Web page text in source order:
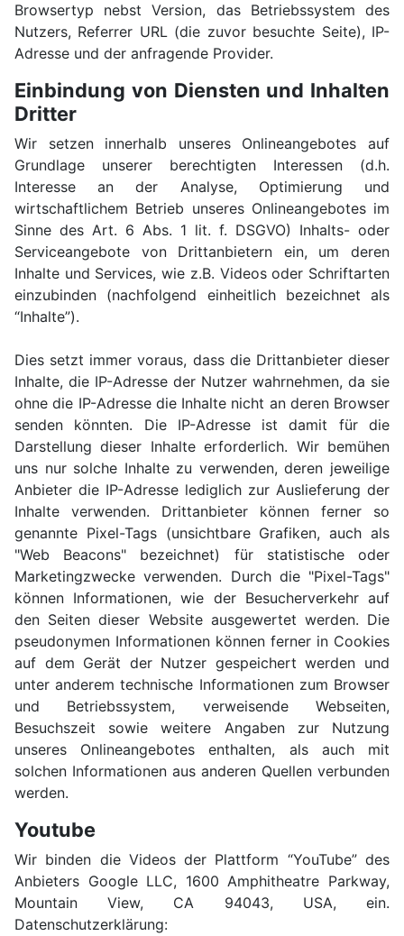
Browsertyp nebst Version, das Betriebssystem des
Nutzers, Referrer URL (die zuvor besuchte Seite), IP-
Adresse und der anfragende Provider.
Einbindung von Diensten und Inhalten
Dritter
Wir setzen innerhalb unseres Onlineangebotes auf
Grundlage unserer berechtigten Interessen (d.h.
Interesse an der Analyse, Optimierung und
wirtschaftlichem Betrieb unseres Onlineangebotes im
Sinne des Art. 6 Abs. 1 lit. f. DSGVO) Inhalts- oder
Serviceangebote von Drittanbietern ein, um deren
Inhalte und Services, wie z.B. Videos oder Schriftarten
einzubinden (nachfolgend einheitlich bezeichnet als
“Inhalte”).
Dies setzt immer voraus, dass die Drittanbieter dieser
Inhalte, die IP-Adresse der Nutzer wahrnehmen, da sie
ohne die IP-Adresse die Inhalte nicht an deren Browser
senden könnten. Die IP-Adresse ist damit für die
Darstellung dieser Inhalte erforderlich. Wir bemühen
uns nur solche Inhalte zu verwenden, deren jeweilige
Anbieter die IP-Adresse lediglich zur Auslieferung der
Inhalte verwenden. Drittanbieter können ferner so
genannte Pixel-Tags (unsichtbare Grafiken, auch als
"Web Beacons" bezeichnet) für statistische oder
Marketingzwecke verwenden. Durch die "Pixel-Tags"
können Informationen, wie der Besucherverkehr auf
den Seiten dieser Website ausgewertet werden. Die
pseudonymen Informationen können ferner in Cookies
auf dem Gerät der Nutzer gespeichert werden und
unter anderem technische Informationen zum Browser
und Betriebssystem, verweisende Webseiten,
Besuchszeit sowie weitere Angaben zur Nutzung
unseres Onlineangebotes enthalten, als auch mit
solchen Informationen aus anderen Quellen verbunden
werden.
Youtube
Wir binden die Videos der Plattform “YouTube” des
Anbieters Google LLC, 1600 Amphitheatre Parkway,
Mountain View, CA 94043, USA, ein.
Datenschutzerklärung: